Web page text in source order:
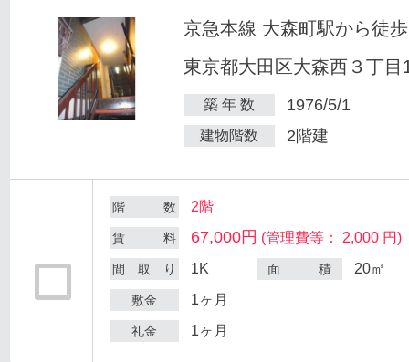
京急本線 大森町駅から徒
東京都大田区大森西３丁目
築 年 数 1976/5/1
建物階数 2階建
階 数 2階
賃 料 67,000円 (管理費等： 2,000 円)
間 取 り 1K 面 積 20㎡
敷金 1ヶ月
礼金 1ヶ月